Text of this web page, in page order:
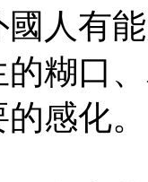
國人有
糊口
感化。